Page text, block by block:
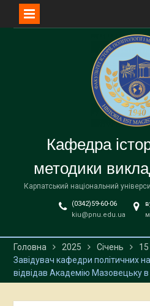
Кафедра
методики
Карпатський національний
(0342)59-60-06
kiu@pnu.edu.ua
Головна 2025 Січень
15
Завідувач кафедри політичних
відвідав Академію Мазовецьку